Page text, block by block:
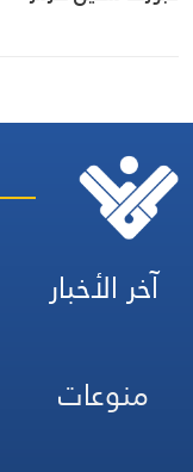
آخر الأخبار
منوعات